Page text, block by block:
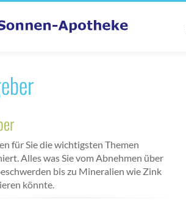
für Sie die wichtigsten Themen
Alles was Sie vom Abnehmen über
bis zu Mineralien wie Zink
könnte.